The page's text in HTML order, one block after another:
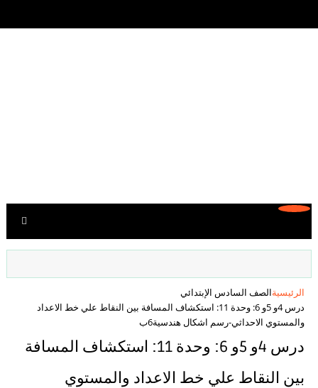
الرئيسيةالصف السادس الإبتدائي
درس 4و 5و 6: وحدة 11: استكشاف المسافة بين النقاط علي خط الاعداد
والمستوي الاحداثي-رسم اشكال هندسية6ب
درس 4و 5و 6: وحدة 11: استكشاف المسافة
بين النقاط علي خط الاعداد والمستوي